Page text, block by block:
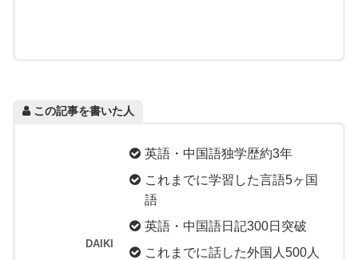
この記事を書いた人
DAIKI
英語・中国語独学歴約3年
これまでに学習した言語5ヶ国
語
英語・中国語日記300日突破
これまでに話した外国人500人